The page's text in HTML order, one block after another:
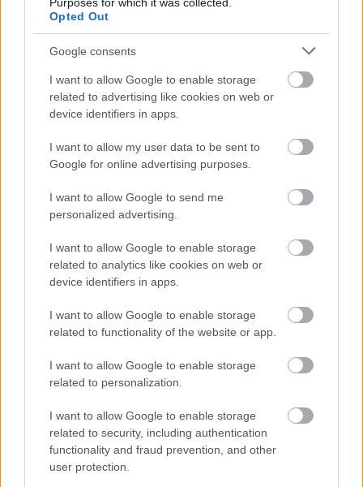
Opted Out
Google consents
I want to allow Google to enable storage
related to advertising like cookies on web or
device identifiers in apps.
I want to allow my user data to be sent to
Google for online advertising purposes.
I want to allow Google to send me
personalized advertising.
I want to allow Google to enable storage
related to analytics like cookies on web or
device identifiers in apps.
I want to allow Google to enable storage
related to functionality of the website or app.
I want to allow Google to enable storage
related to personalization.
I want to allow Google to enable storage
related to security, including authentication
functionality and fraud prevention, and other
user protection.
...és rengeteg szeretet ad neki: